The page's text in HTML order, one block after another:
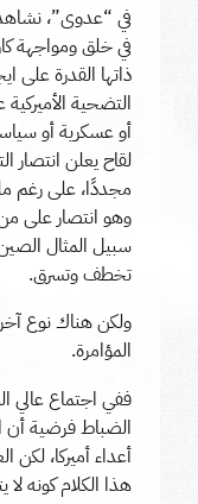
في “عدوى”، نشاهد
في خلق ومواجهة
ذاتها القدرة على
التضحية
أو عسكرية أو
لقاح يعلن انتصار
مجددًا، على رغم
وهو انتصار على من
سبيل المثال الصين
تخطف وتسرق.
ولكن هناك نوع
المؤامرة.
ففي اجتماع
الضباط فرضية أن
أعداء أميركا،
هذا الكلام كونه